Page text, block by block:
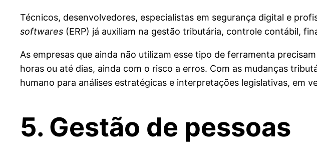
Técnicos, desenvolvedores, especialistas em segurança digital e
softwares (ERP) já auxiliam na gestão tributária, controle contábil,
As empresas que ainda não utilizam esse tipo de ferramenta
horas ou até dias, ainda com o risco a erros. Com as mudanças
humano para análises estratégicas e interpretações legislativas, em
5. Gestão de pessoas